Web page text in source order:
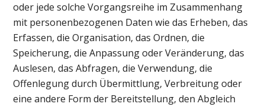
oder jede solche Vorgangsreihe im Zusammenhang
mit personenbezogenen Daten wie das Erheben, das
Erfassen, die Organisation, das Ordnen, die
Speicherung, die Anpassung oder Veränderung, das
Auslesen, das Abfragen, die Verwendung, die
Offenlegung durch Übermittlung, Verbreitung oder
eine andere Form der Bereitstellung, den Abgleich